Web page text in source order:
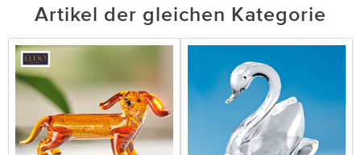
Artikel der gleichen Kategorie